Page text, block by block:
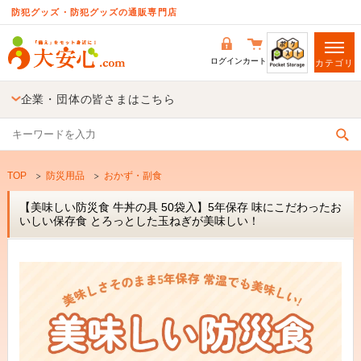
防犯グッズ・防犯グッズの通販専門店
ログインカート カテゴリ
企業・団体の皆さまはこちら
TOP 防災用品 おかず・副食
【美味しい防災食 牛丼の具 50袋入】5年保存 味にこだわったお
いしい保存食 とろっとした玉ねぎが美味しい！